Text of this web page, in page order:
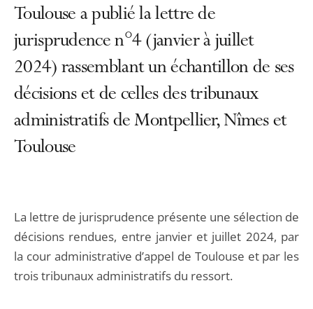
Toulouse a publié la lettre de
jurisprudence n°4 (janvier à juillet
2024) rassemblant un échantillon de ses
décisions et de celles des tribunaux
administratifs de Montpellier, Nîmes et
Toulouse
La lettre de jurisprudence présente une sélection de
décisions rendues, entre janvier et juillet 2024, par
la cour administrative d’appel de Toulouse et par les
trois tribunaux administratifs du ressort.